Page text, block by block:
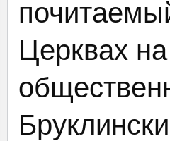
Церквах